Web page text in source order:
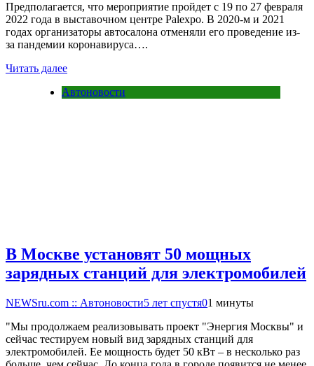
Предполагается, что мероприятие пройдет с 19 по 27 февраля
2022 года в выставочном центре Palexpo. В 2020-м и 2021
годах организаторы автосалона отменяли его проведение из-
за пандемии коронавируса….
Читать далее
Автоновости
В Москве установят 50 мощных
зарядных станций для электромобилей
NEWSru.com :: Автоновости5 лет спустя01 минуты
"Мы продолжаем реализовывать проект "Энергия Москвы" и
сейчас тестируем новый вид зарядных станций для
электромобилей. Ее мощность будет 50 кВт – в несколько раз